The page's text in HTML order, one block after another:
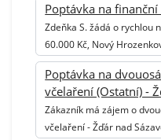
Poptávka na
Zdeňka S. žádá o rychlou
60.000 Kč, Nový
Poptávka na
včelaření (Ostatní) -
Zákazník má zájem o
včelaření - Žďár nad